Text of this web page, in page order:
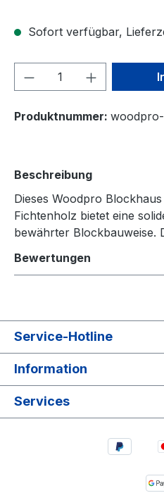
Sofort verfügbar,
Produkt Anzahl:
Produktnummer:
Beschreibung
Dieses Woodpro
Fichtenholz bietet eine
bewährter Blockbauweise.
Bewertungen
Service-Hotline
Information
Services